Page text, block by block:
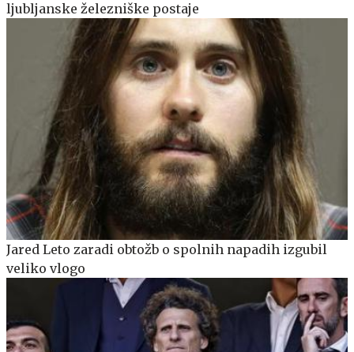
ljubljanske železniške postaje
Jared Leto zaradi obtožb o spolnih napadih izgubil
veliko vlogo